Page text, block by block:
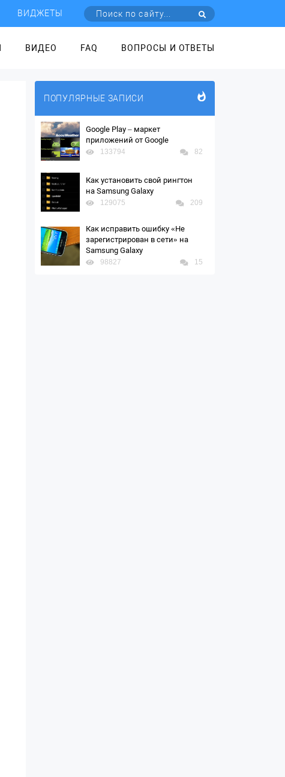
ВИДЖЕТЫ
ВИДЕО FAQ ВОПРОСЫ И ОТВЕТЫ
ПОПУЛЯРНЫЕ ЗАПИСИ
Google Play – маркет
приложений от Google
133794 82
Как установить свой рингтон
на Samsung Galaxy
129075 209
Как исправить ошибку «Не
зарегистрирован в сети» на
Samsung Galaxy
98827 15